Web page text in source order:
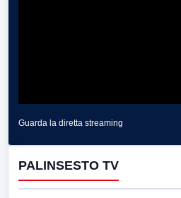
Guarda la diretta streaming
PALINSESTO TV